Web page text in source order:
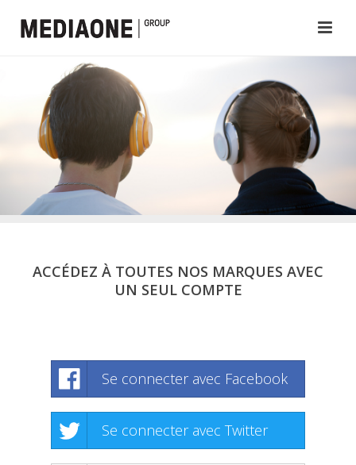
ACCÉDEZ À TOUTES NOS MARQUES AVEC
UN SEUL COMPTE
Se connecter avec Facebook
Se connecter avec Twitter